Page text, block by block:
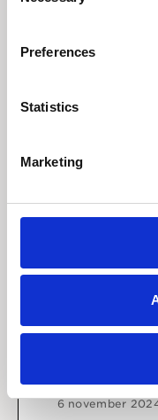
Preferences
Statistics
Marketing
6 november